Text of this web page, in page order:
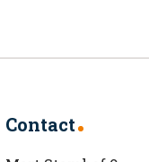
Contact